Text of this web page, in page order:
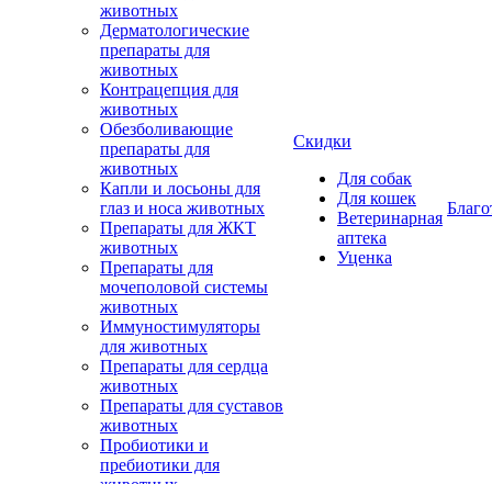
животных
Дерматологические
препараты для
животных
Контрацепция для
животных
Обезболивающие
препараты для
животных
Капли и лосьоны для
глаз и носа животных
Препараты для ЖКТ
животных
Препараты для
мочеполовой системы
животных
Иммуностимуляторы
для животных
Препараты для сердца
животных
Препараты для суставов
животных
Пробиотики и
пребиотики для
Скидки
Для собак
Для кошек
Ветеринарная
аптека
Уценка